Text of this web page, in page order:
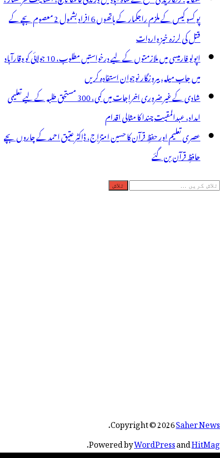
پو کسو کیس کے ملزم راجکمار کے ہاتھوں 6 افراد بشمول 2 معصوم بچے کے
قتل کی لرزہ خیز واردات
اپولو فارمیسی میں ملازمتوں کے لیے درخواستیں مطلوب، 10 جولائی کو وقارآباد
میں جاب میلہ، بیروزگار نوجوان استفادہ کریں
شادی کے غیر ضروری اخراجات میں کمی، 300 مستحق طلبہ کے لیے تعلیمی
امداد، عبدالمقیت چندا کا مثالی اقدام
عصری تعلیم اور حفظِ قرآن کا حسین امتزاج، ڈاکٹر عتیق احمد کے چاروں بچے
حافظِ قرآن بن گئے
تلاش
Copyright © 2026Saher News
.
Powered byWordPressandHitMag
.